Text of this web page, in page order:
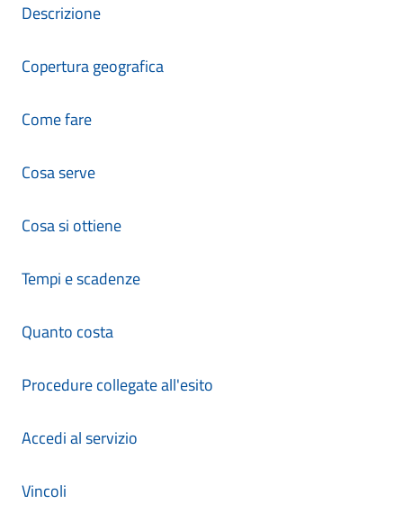
Descrizione
Copertura geografica
Come fare
Cosa serve
Cosa si ottiene
Tempi e scadenze
Quanto costa
Procedure collegate all'esito
Accedi al servizio
Vincoli